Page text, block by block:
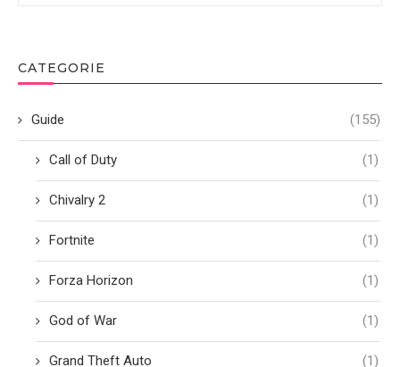
CATEGORIE
Guide (155)
Call of Duty (1)
Chivalry 2 (1)
Fortnite (1)
Forza Horizon (1)
God of War (1)
Grand Theft Auto (1)